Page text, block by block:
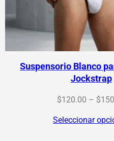
Suspensorio Blanco
Jockstrap
$120.00 – $
Seleccionar